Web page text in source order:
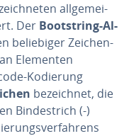
all­ge­mei­
Der Bootstring-Al­
be­lie­bi­ger Zei­chen­
Elementen
Kodierung
be­zeich­net, die
Bin­de­strich (-)